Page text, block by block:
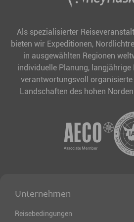
Als spezialisierter
bieten wir Expeditionen,
in ausgewählten Regionen
individuelle Planung, langjährige
verantwortungsvoll organisierte
Landschaften des hohen
Unternehmen
Reisebedingungen